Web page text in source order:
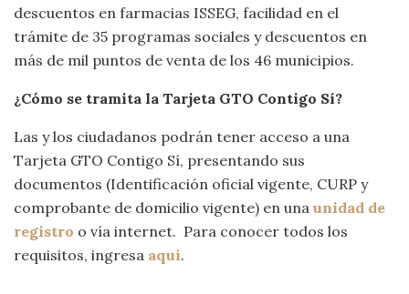
descuentos en farmacias ISSEG, facilidad en el
trámite de 35 programas sociales y descuentos en
más de mil puntos de venta de los 46 municipios.
¿Cómo se tramita la Tarjeta GTO Contigo Sí?
Las y los ciudadanos podrán tener acceso a una
Tarjeta GTO Contigo Sí, presentando sus
documentos (Identificación oficial vigente, CURP y
comprobante de domicilio vigente) en una unidad de
registro o vía internet. Para conocer todos los
requisitos, ingresa aquí.